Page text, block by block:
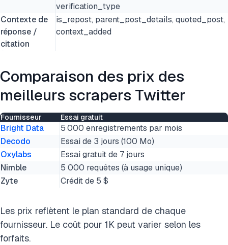
verification_type
Contexte de
réponse /
citation
is_repost, parent_post_details, quoted_post,
context_added
Comparaison des prix des
meilleurs scrapers Twitter
Fournisseur Essai gratuit
Bright Data
5 000 enregistrements par mois
Decodo
Essai de 3 jours (100 Mo)
Oxylabs
Essai gratuit de 7 jours
Nimble
5 000 requêtes (à usage unique)
Zyte
Crédit de 5 $
Les prix reflètent le plan standard de chaque
fournisseur. Le coût pour 1K peut varier selon les
forfaits.